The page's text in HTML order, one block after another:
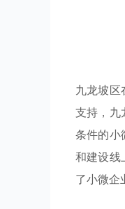
九龙坡区
支持，九
条件的小
和建设线
了小微企